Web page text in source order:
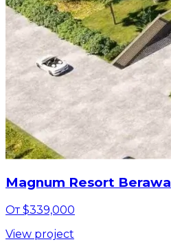
Magnum Resort Berawa
От $339,000
View project